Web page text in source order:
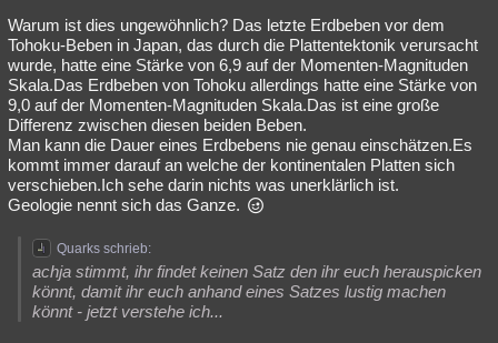
Musik Clash Verbesserungen Allmystery English
Übersichten
Besucht Teilgenommen Alle Neue Geschlossen
Lesenswert Schlüsselwörter
Warum ist dies ungewöhnlich? Das letzte Erdbeben vor dem
Tohoku-Beben in Japan, das durch die Plattentektonik verursacht
wurde, hatte eine Stärke von 6,9 auf der Momenten-Magnituden
Skala.Das Erdbeben von Tohoku allerdings hatte eine Stärke von
9,0 auf der Momenten-Magnituden Skala.Das ist eine große
Differenz zwischen diesen beiden Beben.
Man kann die Dauer eines Erdbebens nie genau einschätzen.Es
kommt immer darauf an welche der kontinentalen Platten sich
verschieben.Ich sehe darin nichts was unerklärlich ist.
Geologie nennt sich das Ganze.
Quarks schrieb:
achja stimmt, ihr findet keinen Satz den ihr euch herauspicken
könnt, damit ihr euch anhand eines Satzes lustig machen
könnt - jetzt verstehe ich...